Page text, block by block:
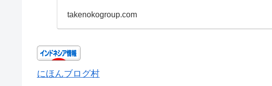
takenokogroup.com
にほんブログ村